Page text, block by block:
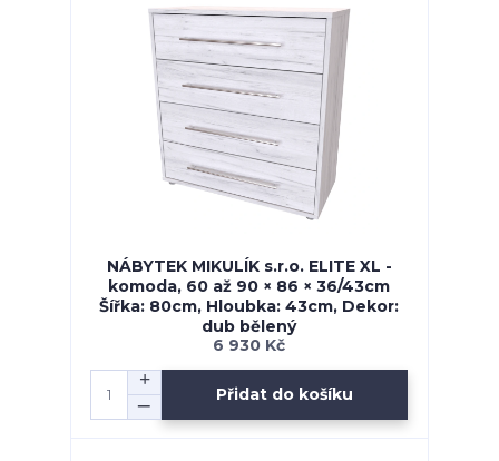
NÁBYTEK MIKULÍK s.r.o. ELITE XL -
komoda, 60 až 90 × 86 × 36/43cm
Šířka: 80cm, Hloubka: 43cm, Dekor:
dub bělený
6 930 Kč
Přidat do košíku